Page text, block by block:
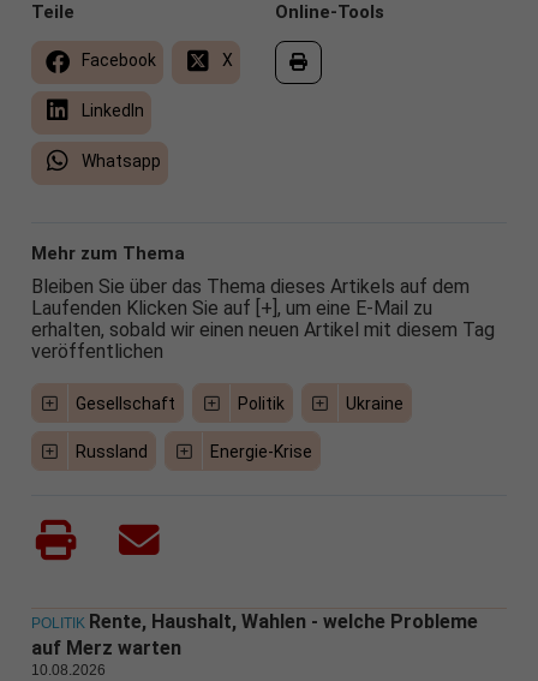
Online-Tools
Teile
Facebook X
LinkedIn
Whatsapp
Mehr zum Thema
Bleiben Sie über das Thema dieses Artikels auf dem
Laufenden Klicken Sie auf [+], um eine E-Mail zu
erhalten, sobald wir einen neuen Artikel mit diesem Tag
veröffentlichen
Gesellschaft Politik Ukraine
Russland Energie-Krise
POLITIK Rente, Haushalt, Wahlen - welche Probleme
auf Merz warten
10.08.2026